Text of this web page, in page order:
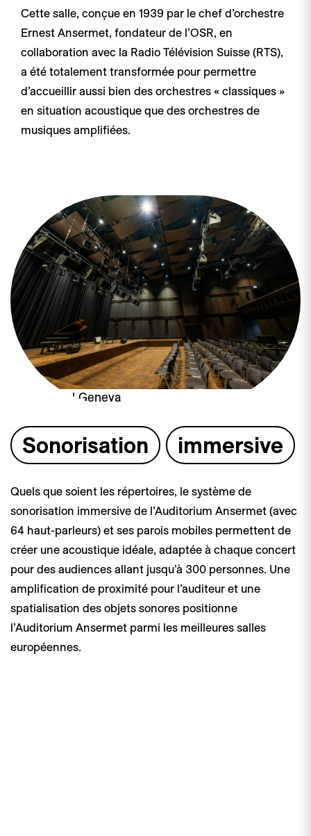
Cette salle, conçue en 1939 par le chef d’orchestre
Ernest Ansermet, fondateur de l’OSR, en
collaboration avec la Radio Télévision Suisse (RTS),
a été totalement transformée pour permettre
d’accueillir aussi bien des orchestres « classiques »
en situation acoustique que des orchestres de
musiques amplifiées.
eMa School Geneva
Sonorisation immersive
Quels que soient les répertoires, le système de
sonorisation immersive de l’Auditorium Ansermet (avec
64 haut-parleurs) et ses parois mobiles permettent de
créer une acoustique idéale, adaptée à chaque concert
pour des audiences allant jusqu’à 300 personnes. Une
amplification de proximité pour l’auditeur et une
spatialisation des objets sonores positionne
l’Auditorium Ansermet parmi les meilleures salles
européennes.